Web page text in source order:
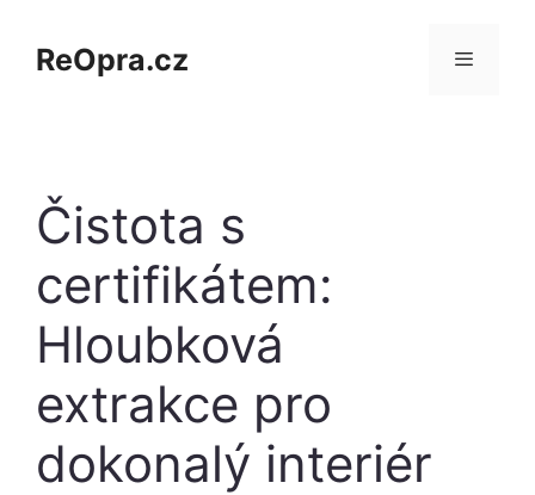
obsahReOpra.cz
Čistota s
certifikátem:
Hloubková
extrakce pro
dokonalý interiér